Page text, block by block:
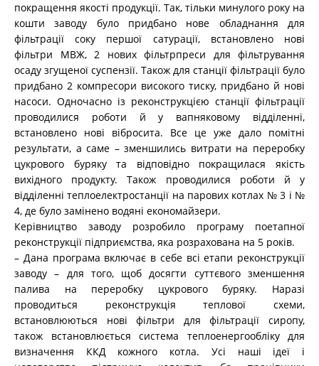
покращення якості продукції. Так, тільки минулого року на
кошти заводу було придбано нове обладнання для
фільтрації соку першої сатурації, встановлено нові
фільтри МВЖ, 2 нових фільтрпреси для фільтрування
осаду згущеної суспензії. Також для станції фільтрації було
придбано 2 компресори високого тиску, придбано й нові
насоси. Одночасно із реконструкцією станції фільтрації
проводилися роботи й у вапняковому відділенні,
встановлено нові вібросита. Все це уже дало помітні
результати, а саме – зменшились витрати на переробку
цукрового буряку та відповідно покращилася якість
вихідного продукту. Також проводилися роботи й у
відділенні теплоелектростанції на парових котлах № 3 і №
4, де було замінено водяні економайзери.
Керівництво заводу розробило програму поетапної
реконструкції підприємства, яка розрахована на 5 років.
– Дана програма включає в себе всі етапи реконструкції
заводу – для того, щоб досягти суттєвого зменшення
палива на переробку цукрового буряку. Наразі
проводиться реконструкція теплової схеми,
встановлюються нові фільтри для фільтрації сиропу,
також встановлюється система теплоенергообліку для
визначення ККД кожного котла. Усі наші ідеї і